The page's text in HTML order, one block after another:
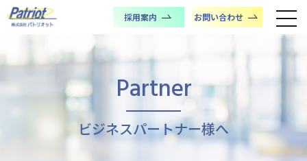
採用案内 お問い合わせ
Partner
ビジネスパートナー様へ